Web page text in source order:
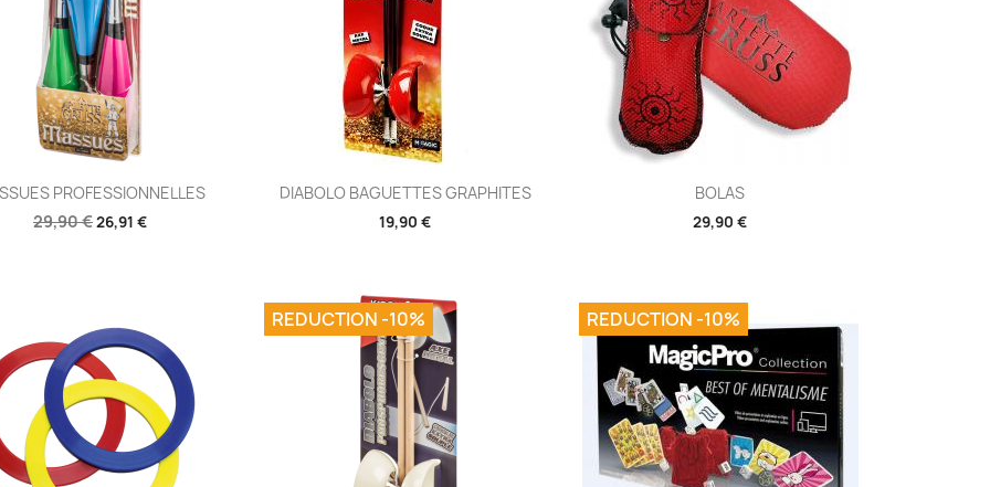
Aperçu rapide
PROFESSIONNELLES
29,90 €26,91 €
Aperçu rapide
DIABOLO BAGUETTES GRAPHITES
19,90 €
Aperçu rapide
BOLAS
29,90 €
REDUCTION -10% REDUCTION -10%